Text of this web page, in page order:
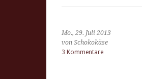
Mo., 29. Juli 2013
von Schokokäse
3 Kommentare